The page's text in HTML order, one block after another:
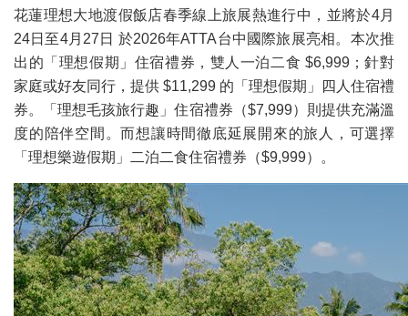
花蓮理想大地渡假飯店春季線上旅展熱進行中，並將於4月
24日至4月27日 於2026年ATTA台中國際旅展亮相。本次推
出的「理想假期」住宿禮券，雙人一泊二食 $6,999；針對
家庭或好友同行，提供 $11,299 的「理想假期」四人住宿禮
券。「理想毛孩旅行趣」住宿禮券（$7,999）則提供充滿溫
度的陪伴空間。而想讓時間徹底延展開來的旅人，可選擇
「理想樂遊假期」二泊二食住宿禮券（$9,999）。